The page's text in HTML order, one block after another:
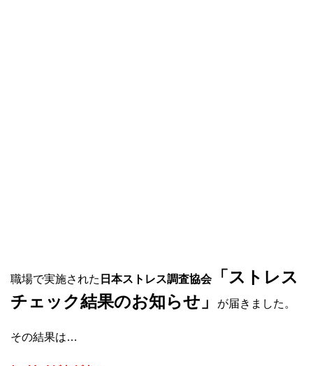
職場で実施された 日本ストレス調査協会「ストレス
チェック結果のお知らせ」
が届きました。
その結果は…